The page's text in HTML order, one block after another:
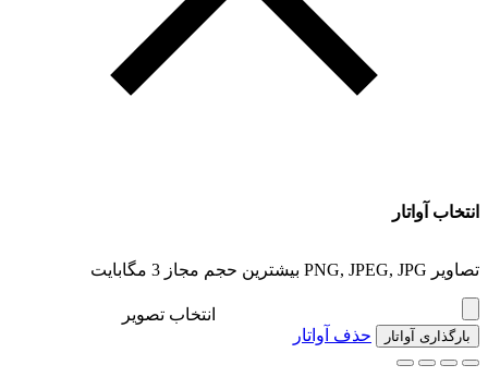
انتخاب آواتار
تصاویر PNG, JPEG, JPG بیشترین حجم مجاز 3 مگابایت
انتخاب تصویر
بارگذاری آواتار حذف آواتار